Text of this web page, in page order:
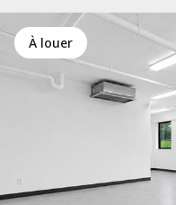
à louer